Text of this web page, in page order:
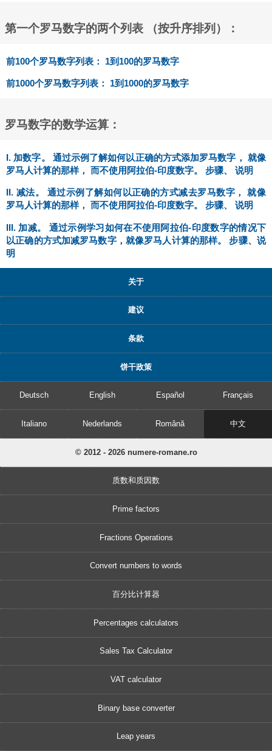
第一个罗马数字的两个列表 （按升序排列）：
前100个罗马数字列表： 1到100的罗马数字
前1000个罗马数字列表： 1到1000的罗马数字
罗马数字的数学运算：
I. 加数字。 通过示例了解如何以正确的方式添加罗马数字， 就像
罗马人计算的那样， 而不使用阿拉伯-印度数字。 步骤、 说明
II. 减法。 通过示例了解如何以正确的方式减去罗马数字， 就像
罗马人计算的那样， 而不使用阿拉伯-印度数字。 步骤、 说明
III. 加减。 通过示例学习如何在不使用阿拉伯-印度数字的情况下
以正确的方式加减罗马数字，就像罗马人计算的那样。 步骤、说
明
关于
建议
条款
饼干政策
Deutsch English Español Français
Italiano Nederlands Română 中文
© 2012 - 2026 numere-romane.ro
质数和质因数
Prime factors
Fractions Operations
Convert numbers to words
百分比计算器
Percentages calculators
Sales Tax Calculator
VAT calculator
Binary base converter
Leap years